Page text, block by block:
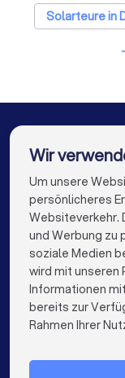
Solarteure in
Solarteure in
Solarteure in
Solarteure
Die besten
info@trustlocal.de
FÜR
Wir
Um unsere
persönlicheres
Websiteverkehr.
und Werbung zu
soziale Medien
wird mit unseren
Informationen
bereits zur
Rahmen Ihrer